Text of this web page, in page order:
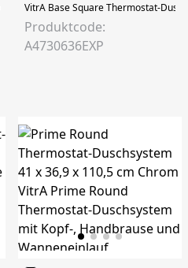
mit Kopf- und Handbrause
VitrA Base Square Thermostat-
Produktcode:
A4730636EXP